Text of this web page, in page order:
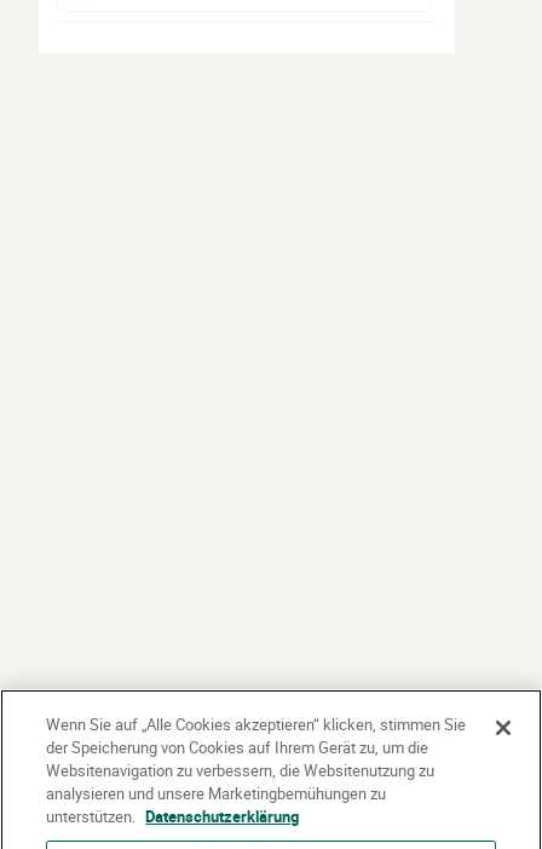
Wenn Sie auf „Alle Cookies akzeptieren“ klicken, stimmen Sie
der Speicherung von Cookies auf Ihrem Gerät zu, um die
Websitenavigation zu verbessern, die Websitenutzung zu
analysieren und unsere Marketingbemühungen zu
unterstützen. Datenschutzerklärung